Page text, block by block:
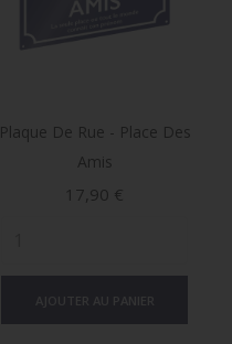
Plaque De Rue - Place Des
Amis
Prix
17,90 €